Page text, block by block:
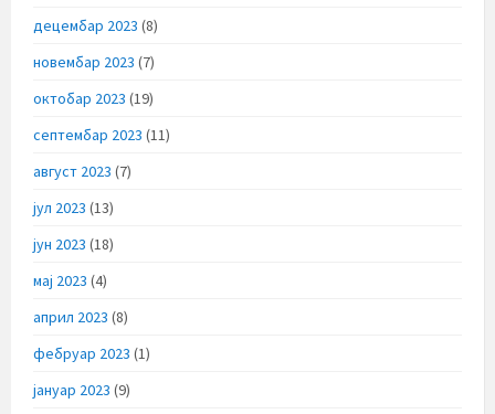
децембар 2023 (8)
новембар 2023 (7)
октобар 2023 (19)
септембар 2023 (11)
август 2023 (7)
јул 2023 (13)
јун 2023 (18)
мај 2023 (4)
април 2023 (8)
фебруар 2023 (1)
јануар 2023 (9)